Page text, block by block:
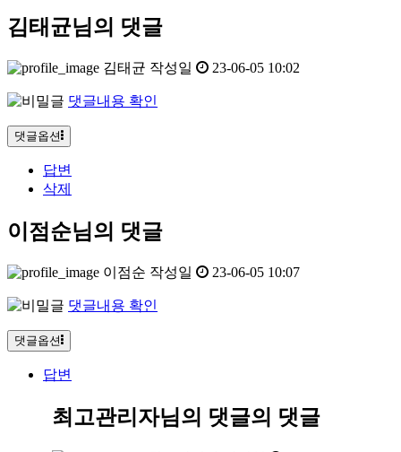
김태균님의 댓글
김태균 작성일 23-06-05 10:02
댓글내용 확인
댓글옵션
답변
삭제
이점순님의 댓글
이점순 작성일 23-06-05 10:07
댓글내용 확인
댓글옵션
답변
최고관리자님의 댓글의 댓글